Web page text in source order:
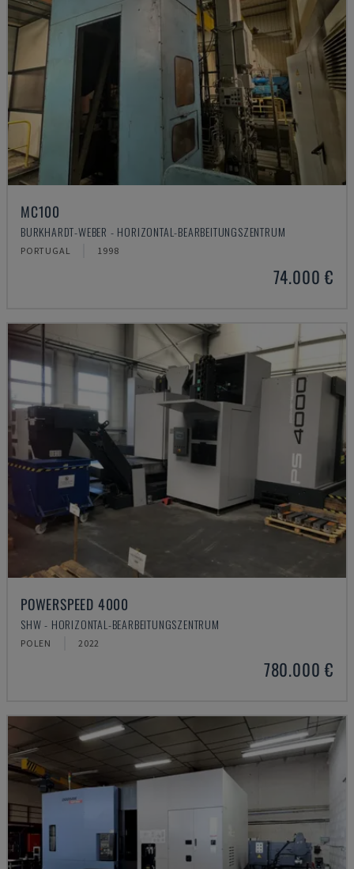
MC100
BURKHARDT-WEBER - HORIZONTAL-BEARBEITUNGSZENTRUM
PORTUGAL 1998
74.000 €
POWERSPEED 4000
SHW - HORIZONTAL-BEARBEITUNGSZENTRUM
POLEN 2022
780.000 €